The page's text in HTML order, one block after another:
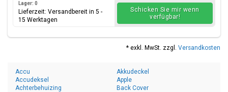
Lager: 0
Lieferzeit: Versandbereit in 5 -
15 Werktagen
Schicken Sie mir wenn
verfügbar!
* exkl. MwSt. zzgl. Versandkosten
Accu
Accudeksel
Achterbehuizing
Akkudeckel
Apple
Back Cover